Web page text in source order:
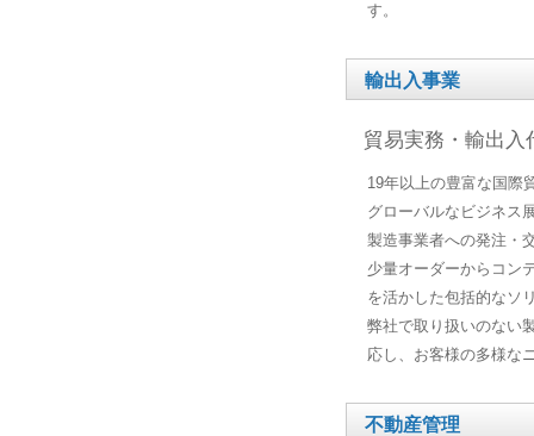
す。
輸出入事業
貿易実務・輸出入
19年以上の豊富な国際
グローバルなビジネス
製造事業者への発注・
少量オーダーからコン
を活かした包括的なソ
弊社で取り扱いのない
応し、お客様の多様な
不動産管理